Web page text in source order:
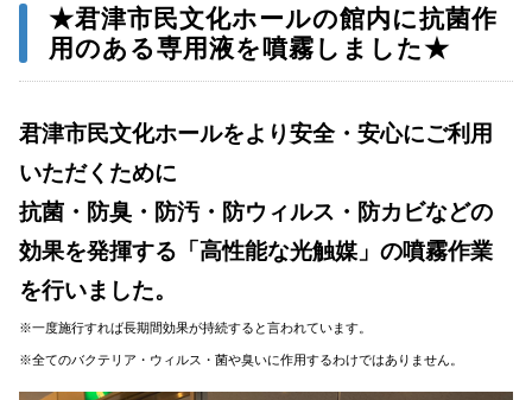
★君津市民文化ホールの館内に抗菌作
用のある専用液を噴霧しました★
君津市民文化ホールをより安全・安心にご利用
いただくために
抗菌・防臭・防汚・防ウィルス・防カビなどの
効果を発揮する 「高性能な光触媒」の噴霧作業
を行いました。
※一度施行すれば長期間効果が持続すると言われています。
※全てのバクテリア・ウィルス・菌や臭いに作用するわけではありません。